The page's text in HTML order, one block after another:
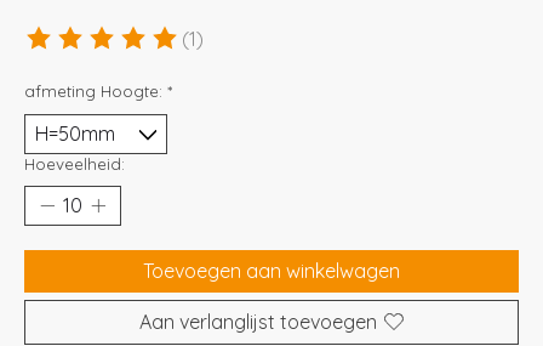
De beoordeling van dit product is
(1)
afmeting Hoogte: *
Hoeveelheid:
Toevoegen aan winkelwagen
Aan verlanglijst toevoegen